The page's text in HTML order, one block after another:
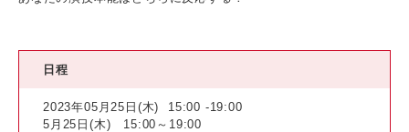
日程
2023年05月25日(木)
15:00 -19:00
5月25日(木) 15:00～19:00